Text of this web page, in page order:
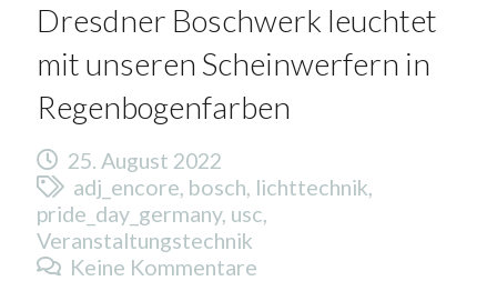
Dresdner Boschwerk leuchtet
mit unseren Scheinwerfern in
Regenbogenfarben
25. August 2022
adj_encore bosch lichttechnik
pride_day_germany, usc
Veranstaltungstechnik
Keine Kommentare